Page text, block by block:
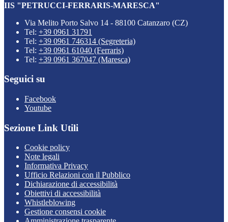
IIS "PETRUCCI-FERRARIS-MARESCA"
Via Melito Porto Salvo 14 - 88100 Catanzaro (CZ)
Tel: +39 0961 31791
Tel: +39 0961 746314 (Segreteria)
Tel: +39 0961 61040 (Ferraris)
Tel: +39 0961 367047 (Maresca)
Seguici su
Facebook
Youtube
Sezione Link Utili
Cookie policy
Note legali
Informativa Privacy
Ufficio Relazioni con il Pubblico
Dichiarazione di accessibilità
Obiettivi di accessibilità
Whistleblowing
Gestione consensi cookie